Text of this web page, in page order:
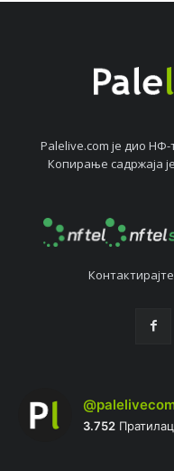
Palelive.com јe дио
Копирањe садржаја
3.752